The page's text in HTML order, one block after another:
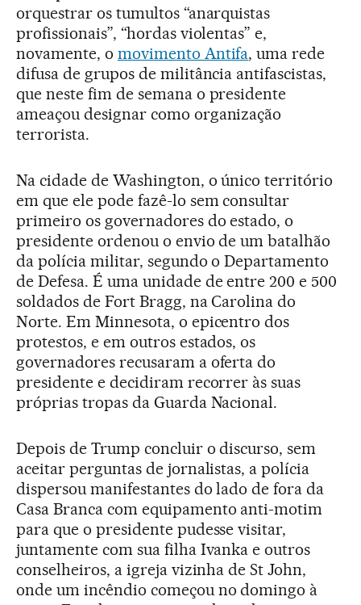
orquestrar os tumultos “anarquistas
profissionais”, “hordas violentas” e,
novamente, o movimento Antifa, uma rede
difusa de grupos de militância antifascistas,
que neste fim de semana o presidente
ameaçou designar como organização
terrorista.
Na cidade de Washington, o único território
em que ele pode fazê-lo sem consultar
primeiro os governadores do estado, o
presidente ordenou o envio de um batalhão
da polícia militar, segundo o Departamento
de Defesa. É uma unidade de entre 200 e 500
soldados de Fort Bragg, na Carolina do
Norte. Em Minnesota, o epicentro dos
protestos, e em outros estados, os
governadores recusaram a oferta do
presidente e decidiram recorrer às suas
próprias tropas da Guarda Nacional.
Depois de Trump concluir o discurso, sem
aceitar perguntas de jornalistas, a polícia
dispersou manifestantes do lado de fora da
Casa Branca com equipamento anti-motim
para que o presidente pudesse visitar,
juntamente com sua filha Ivanka e outros
conselheiros, a igreja vizinha de St John,
onde um incêndio começou no domingo à